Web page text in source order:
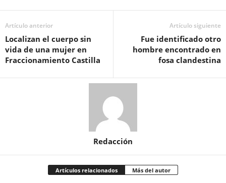
Artículo anterior
Localizan el cuerpo sin
vida de una mujer en
Fraccionamiento Castilla
Artículo siguiente
Fue identificado otro
hombre encontrado en
fosa clandestina
Redacción
Artículos relacionados Más del autor